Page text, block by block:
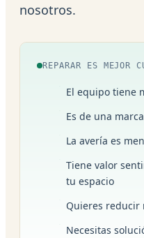
nosotros.
REPARAR ES MEJOR
El equipo tiene
Es de una
La avería es
Tiene valor
tu espacio
Quieres reducir
Necesitas